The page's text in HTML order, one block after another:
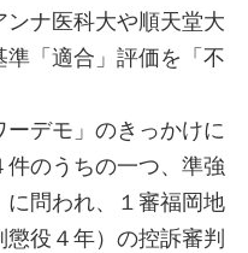
ナ医科大や順天堂大
「適合」評価を「不
デモ」のきっかけに
のうちの一つ、準強
問われ、１審福岡地
役４年）の控訴審判